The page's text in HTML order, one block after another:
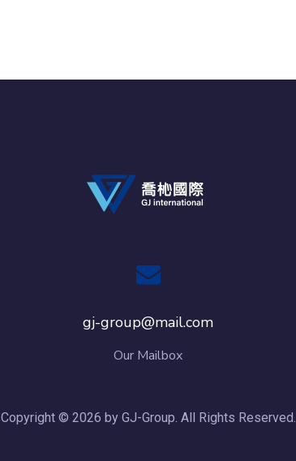
gj-group@mail.com
Our Mailbox
Copyright © 2026 by GJ-Group. All Rights Reserved.